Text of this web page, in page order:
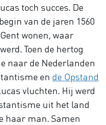
toch succes. De
van de jaren 1560
wonen, waar
Toen de hertog
naar de Nederlanden
en de Opstand
vluchten. Hij werd
uit het land
haar man. Samen